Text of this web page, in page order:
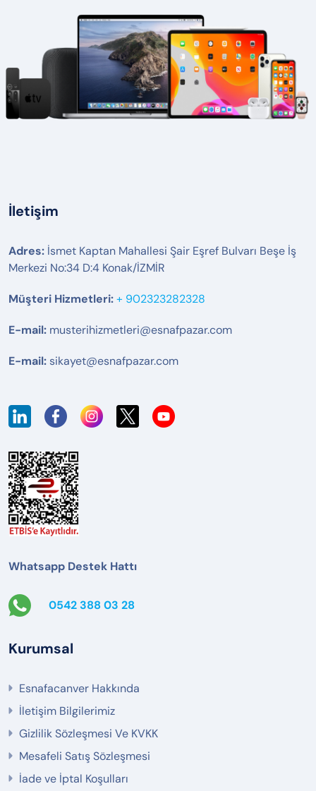
İletişim
Adres: İsmet Kaptan Mahallesi Şair Eşref Bulvarı Beşe İş
Merkezi No:34 D:4 Konak/İZMİR
Müşteri Hizmetleri:+ 902323282328
E-mail: musterihizmetleri@esnafpazar.com
E-mail: sikayet@esnafpazar.com
Whatsapp Destek Hattı
0542 388 03 28
Kurumsal
Esnafacanver Hakkında
İletişim Bilgilerimiz
Gizlilik Sözleşmesi Ve KVKK
Mesafeli Satış Sözleşmesi
İade ve İptal Koşulları